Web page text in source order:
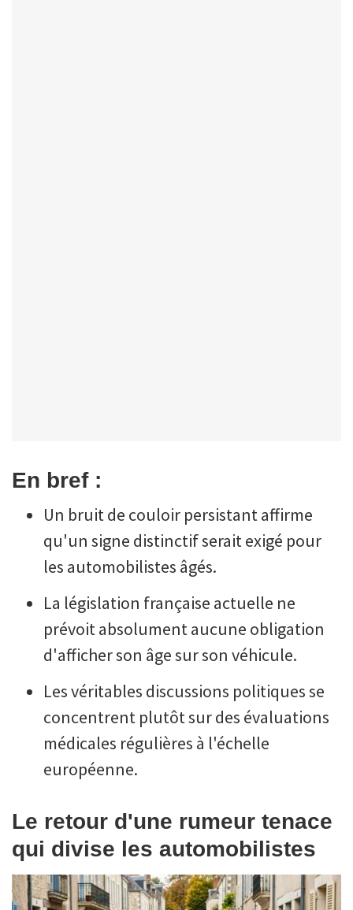
En bref :
Un bruit de couloir persistant affirme
qu'un signe distinctif serait exigé pour
les automobilistes âgés.
La législation française actuelle ne
prévoit absolument aucune obligation
d'afficher son âge sur son véhicule.
Les véritables discussions politiques se
concentrent plutôt sur des évaluations
médicales régulières à l'échelle
européenne.
Le retour d'une rumeur tenace
qui divise les automobilistes